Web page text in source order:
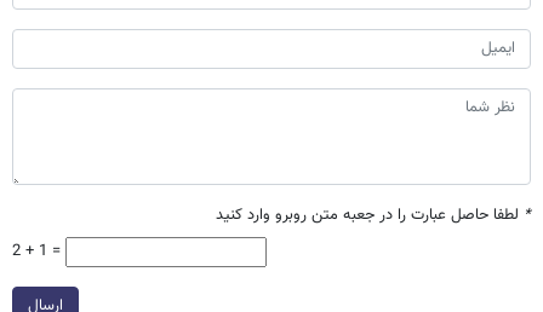
* لطفا حاصل عبارت را در جعبه متن روبرو وارد کنید
2 + 1 =
ارسال